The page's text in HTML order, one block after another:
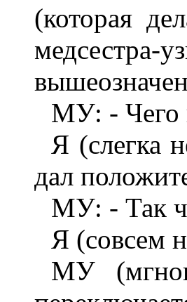
(которая
МУ: - Чего
Я (слегка
дал
МУ: - Так
Я (совсем
МУ